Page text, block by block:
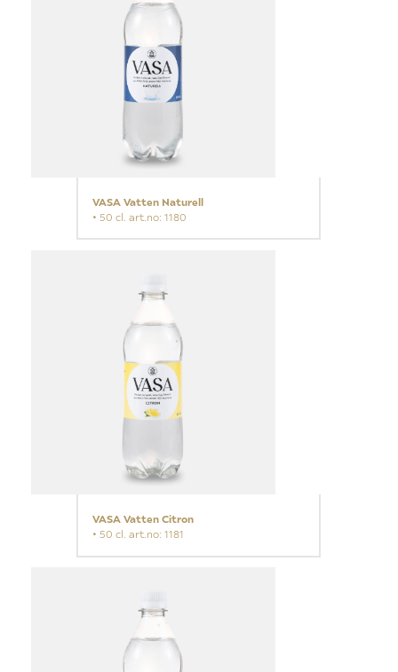
VASA Vatten Naturell
• 50 cl. art.no: 1180
VASA Vatten Citron
• 50 cl. art.no: 1181